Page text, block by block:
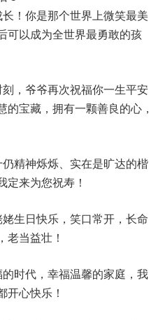
！你是那个世界上微笑最美
可以成为全世界最勇敢的孩
，爷爷再次祝福你一生平安
宝藏，拥有一颗善良的心，
精神烁烁、实在是旷达的楷
定来为您祝寿！
生日快乐，笑口常开，长命
老当益壮！
时代，幸福温馨的家庭，我
开心快乐！